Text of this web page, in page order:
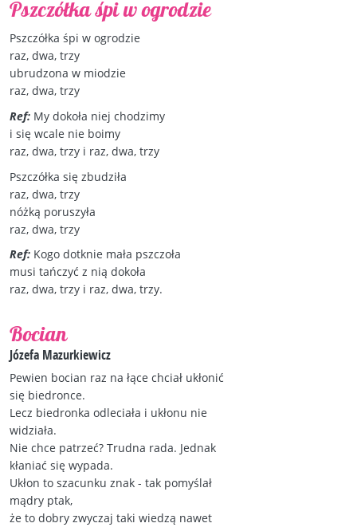
Pszczółka śpi w ogrodzie
Pszczółka śpi w ogrodzie
raz, dwa, trzy
ubrudzona w miodzie
raz, dwa, trzy
Ref: My dokoła niej chodzimy
i się wcale nie boimy
raz, dwa, trzy i raz, dwa, trzy
Pszczółka się zbudziła
raz, dwa, trzy
nóżką poruszyła
raz, dwa, trzy
Ref: Kogo dotknie mała pszczoła
musi tańczyć z nią dokoła
raz, dwa, trzy i raz, dwa, trzy.
Bocian
Józefa Mazurkiewicz
Pewien bocian raz na łące chciał ukłonić
się biedronce.
Lecz biedronka odleciała i ukłonu nie
widziała.
Nie chce patrzeć? Trudna rada. Jednak
kłaniać się wypada.
Ukłon to szacunku znak - tak pomyślał
mądry ptak,
że to dobry zwyczaj taki wiedzą nawet